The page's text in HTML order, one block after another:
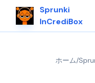
Sprunki
InCrediBox
ホーム/